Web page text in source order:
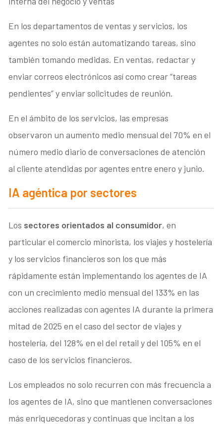
En los departamentos de ventas y servicios, los
agentes no solo están automatizando tareas, sino
también tomando medidas. En ventas, redactar y
enviar correos electrónicos así como crear “tareas
pendientes” y enviar solicitudes de reunión.
En el ámbito de los servicios, las empresas
observaron un aumento medio mensual del 70% en el
número medio diario de conversaciones de atención
al cliente atendidas por agentes entre enero y junio.
IA agéntica por sectores
Los sectores orientados al consumidor, en
particular el comercio minorista, los viajes y hostelería
y los servicios financieros son los que más
rápidamente están implementando los agentes de IA
con un crecimiento medio mensual del 133% en las
acciones realizadas con agentes IA durante la primera
mitad de 2025 en el caso del sector de viajes y
hostelería, del 128% en el del retail y del 105% en el
caso de los servicios financieros.
Los empleados no solo recurren con más frecuencia a
los agentes de IA, sino que mantienen conversaciones
más enriquecedoras y continuas que incitan a los